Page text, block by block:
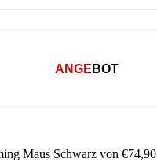
ANGEBOT
Maus Schwarz von €74,90